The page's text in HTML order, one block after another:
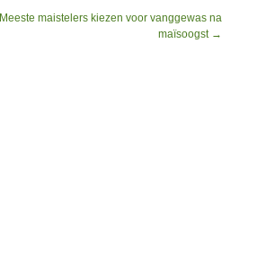
Meeste maistelers kiezen voor vanggewas na
maïsoogst →